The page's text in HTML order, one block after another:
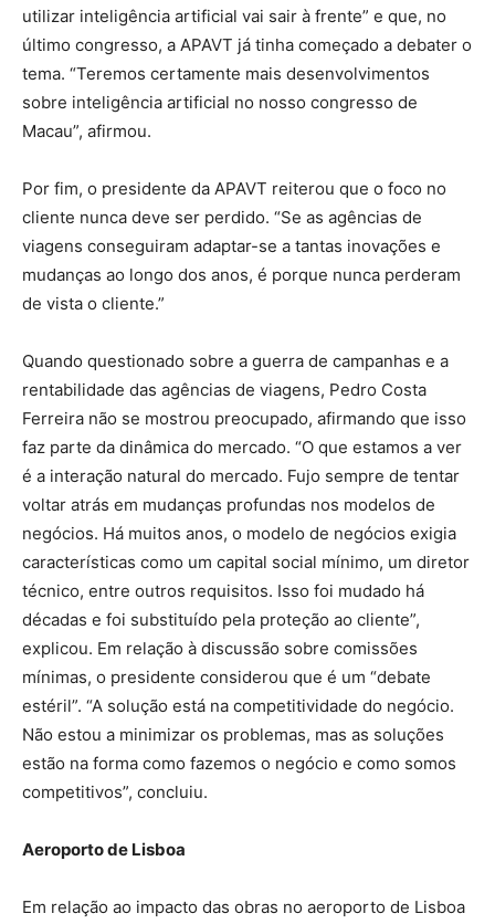
utilizar inteligência artificial vai sair à frente” e que, no
último congresso, a APAVT já tinha começado a debater o
tema. “Teremos certamente mais desenvolvimentos
sobre inteligência artificial no nosso congresso de
Macau”, afirmou.
Por fim, o presidente da APAVT reiterou que o foco no
cliente nunca deve ser perdido. “Se as agências de
viagens conseguiram adaptar-se a tantas inovações e
mudanças ao longo dos anos, é porque nunca perderam
de vista o cliente.”
Quando questionado sobre a guerra de campanhas e a
rentabilidade das agências de viagens, Pedro Costa
Ferreira não se mostrou preocupado, afirmando que isso
faz parte da dinâmica do mercado. “O que estamos a ver
é a interação natural do mercado. Fujo sempre de tentar
voltar atrás em mudanças profundas nos modelos de
negócios. Há muitos anos, o modelo de negócios exigia
características como um capital social mínimo, um diretor
técnico, entre outros requisitos. Isso foi mudado há
décadas e foi substituído pela proteção ao cliente”,
explicou. Em relação à discussão sobre comissões
mínimas, o presidente considerou que é um “debate
estéril”. “A solução está na competitividade do negócio.
Não estou a minimizar os problemas, mas as soluções
estão na forma como fazemos o negócio e como somos
competitivos”, concluiu.
Aeroporto de Lisboa
Em relação ao impacto das obras no aeroporto de Lisboa